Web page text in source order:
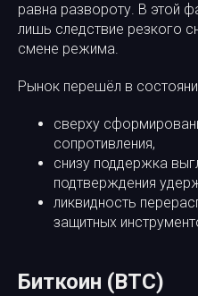
равна развороту. В этой
лишь следствие резкого
смене режима.
Рынок перешёл в
сверху
сопротивления,
снизу поддержка
подтверждения
ликвидность
защитных
Биткоин (BTC)